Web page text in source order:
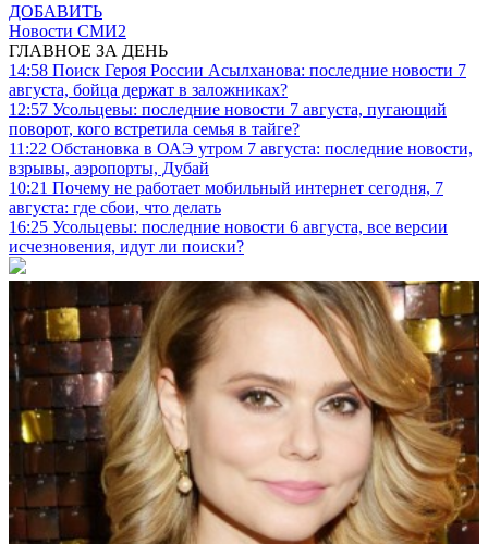
ДОБАВИТЬ
Новости СМИ2
ГЛАВНОЕ ЗА ДЕНЬ
14:58 Поиск Героя России Асылханова: последние новости 7
августа, бойца держат в заложниках?
12:57 Усольцевы: последние новости 7 августа, пугающий
поворот, кого встретила семья в тайге?
11:22 Обстановка в ОАЭ утром 7 августа: последние новости,
взрывы, аэропорты, Дубай
10:21 Почему не работает мобильный интернет сегодня, 7
августа: где сбои, что делать
16:25 Усольцевы: последние новости 6 августа, все версии
исчезновения, идут ли поиски?